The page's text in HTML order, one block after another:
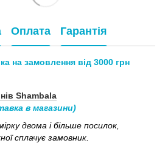
Оплата Гарантія
на замовлення від 3000 грн
Shambala
в магазини)
двома і більше посилок,
сплачує замовник.